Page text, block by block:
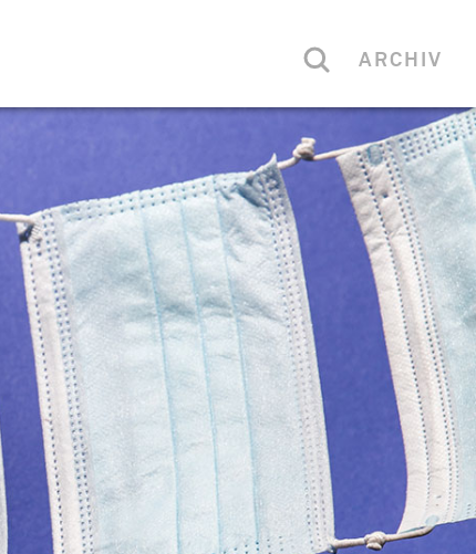
ARCHIV